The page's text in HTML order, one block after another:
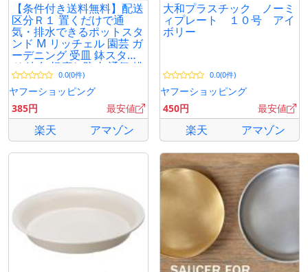
【条件付き送料無料】配送
区分Ｒ１ 置くだけで通
気・排水できるポットスタ
ンド M リッチェル 園芸 ガ
ーデニング 受皿 鉢スタン
ド 鉢台 根腐れ防止 通気 排
水 通気性 害虫防止
0.0(0件)
ヤフーショッピング
385円
最安値
楽天 アマゾン
大和プラスチック ノーミ
ィプレート １０号 アイ
ボリー
0.0(0件)
ヤフーショッピング
450円
最安値
楽天 アマゾン